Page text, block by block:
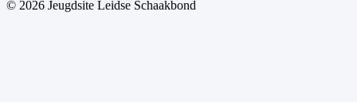
© 2026 Jeugdsite Leidse Schaakbond